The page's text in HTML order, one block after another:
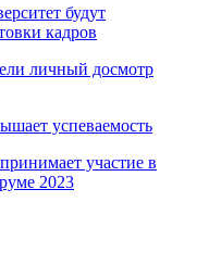
будут
кадров
личный досмотр
успеваемость
участие в
2023